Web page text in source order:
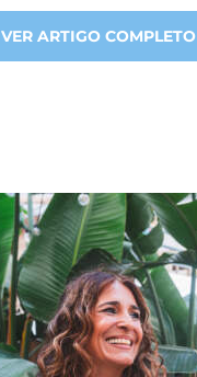
VER ARTIGO COMPLETO